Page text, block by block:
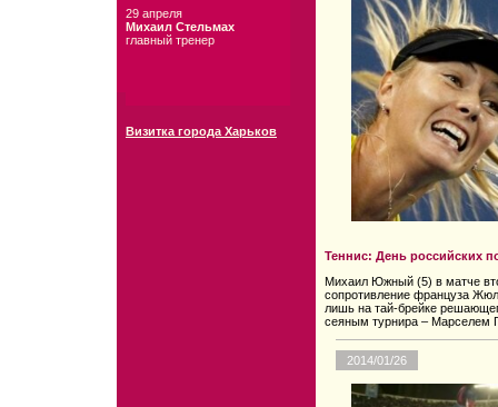
29 апреля
Михаил Стельмах
главный тренер
Визитка города Харьков
Теннис: День российских
Михаил Южный (5) в матче
сопротивление француза
лишь на тай-брейке
сеяным турнира – Марселем
2014/01/26